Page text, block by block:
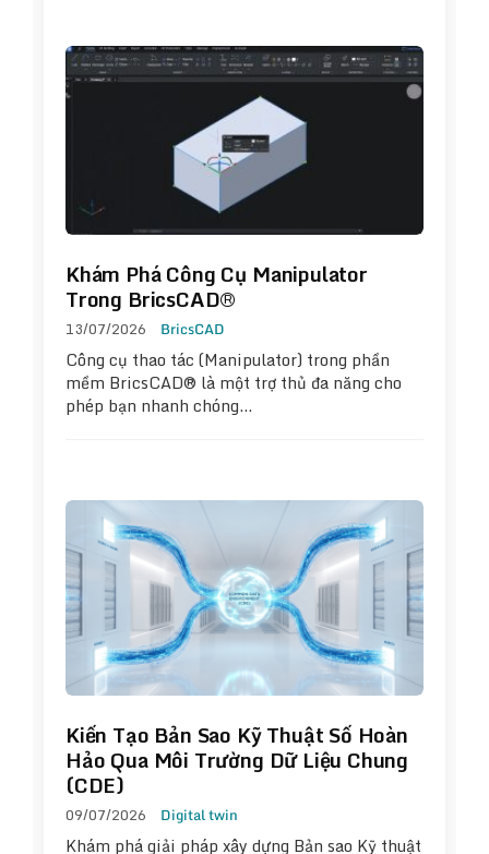
Khám Phá Công Cụ Manipulator
Trong BricsCAD®
13/07/2026 BricsCAD
Công cụ thao tác (Manipulator) trong phần
mềm BricsCAD® là một trợ thủ đa năng cho
phép bạn nhanh chóng…
Kiến Tạo Bản Sao Kỹ Thuật Số Hoàn
Hảo Qua Môi Trường Dữ Liệu Chung
(CDE)
09/07/2026 Digital twin
Khám phá giải pháp xây dựng Bản sao Kỹ thuật